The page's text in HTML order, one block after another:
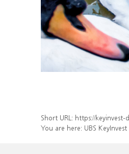
Short URL: https://keyinvest-
You are here: UBS